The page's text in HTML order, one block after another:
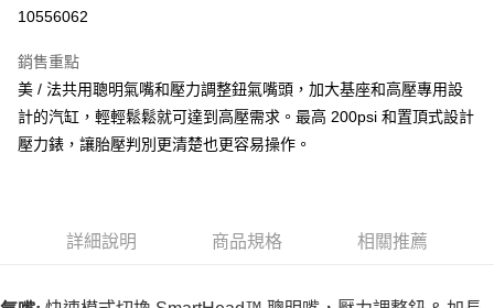
全家取貨付款
每筆NT$90
付款後全家取貨
每筆NT$60，滿NT$10,000(含以上)免運費
10556062
銷售重點
美 / 法共用聰明氣嘴和壓力調整鈕氣嘴頭，加大基座和高壓專用設
計的汽缸，輕輕鬆鬆就可達到高壓需求。最高 200psi 和置頂式設計
壓力錶，讓胎壓判別更清楚也更容易操作。
詳細說明 商品規格 相關推薦